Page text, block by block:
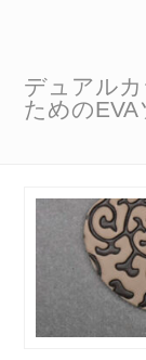
デュアル
ための